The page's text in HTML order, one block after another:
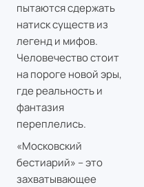
пытаются сдержать
натиск существ из
легенд и мифов.
Человечество стоит
на пороге новой эры,
где реальность и
фантазия
переплелись.
«Московский
бестиарий» – это
захватывающее